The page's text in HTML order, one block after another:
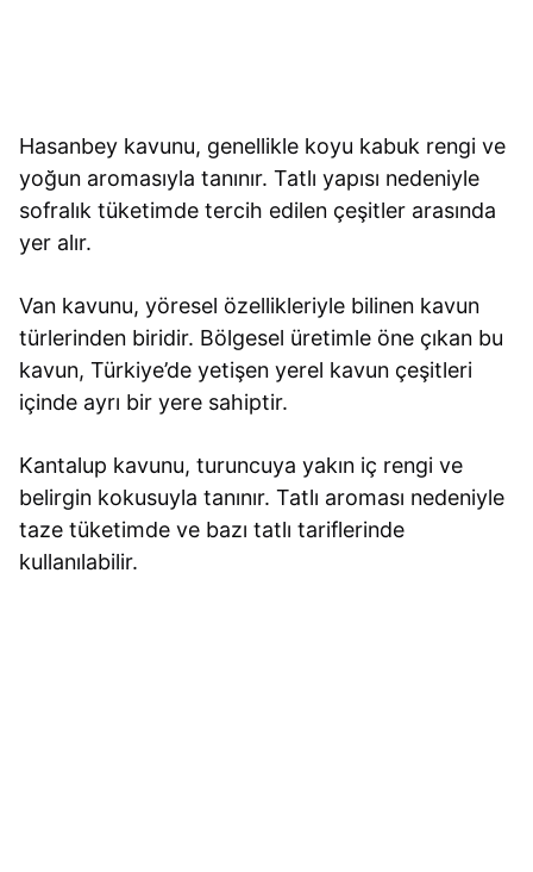
Hasanbey kavunu, genellikle koyu kabuk rengi ve
yoğun aromasıyla tanınır. Tatlı yapısı nedeniyle
sofralık tüketimde tercih edilen çeşitler arasında
yer alır.
Van kavunu, yöresel özellikleriyle bilinen kavun
türlerinden biridir. Bölgesel üretimle öne çıkan bu
kavun, Türkiye’de yetişen yerel kavun çeşitleri
içinde ayrı bir yere sahiptir.
Kantalup kavunu, turuncuya yakın iç rengi ve
belirgin kokusuyla tanınır. Tatlı aroması nedeniyle
taze tüketimde ve bazı tatlı tariflerinde
kullanılabilir.